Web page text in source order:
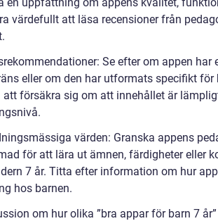
värdefullt att läsa recensioner från
Se efter om appen har
eller om den har utformats specifikt för
att försäkra sig om att innehållet är
värden: Granska appens
för att lära ut ämnen, färdigheter eller
7 år. Titta efter information om hur
hos barnen.
om hur olika ”bra appar för barn 7